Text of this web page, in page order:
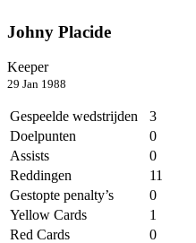
Johny Placide
Keeper
29 Jan 1988
Gespeelde wedstrijden
3
Doelpunten
0
Assists
0
Reddingen
11
Gestopte penalty’s
0
Yellow Cards
1
Red Cards
0